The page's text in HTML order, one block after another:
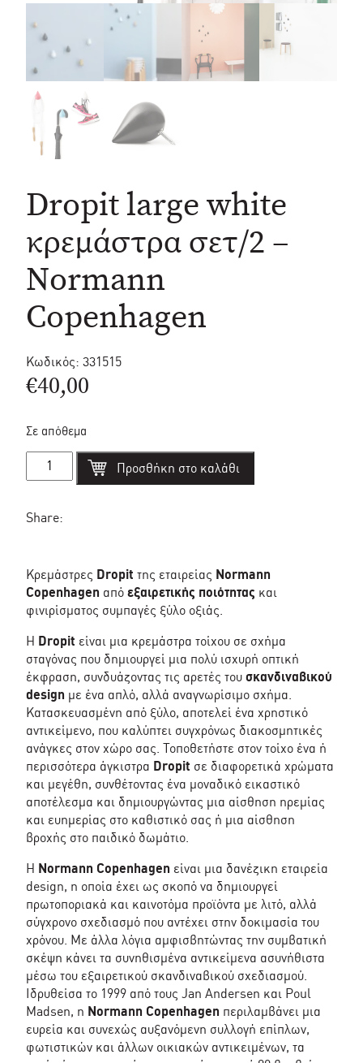
Dropit large white
κρεμάστρα σετ/2 –
Normann
Copenhagen
Κωδικός: 331515
€40,00
Σε απόθεμα
Dropit
large
σετ/2
ποσότητα
Προσθήκη στο καλάθι
Share:
Κρεμάστρες Dropit της εταιρείας Normann
Copenhagen από εξαιρετικής ποιότητας και
φινιρίσματος συμπαγές ξύλο οξιάς.
Η Dropit είναι μια κρεμάστρα τοίχου σε σχήμα
σταγόνας που δημιουργεί μια πολύ ισχυρή οπτική
έκφραση, συνδυάζοντας τις αρετές του σκανδιναβικού
design με ένα απλό, αλλά αναγνωρίσιμο σχήμα.
Κατασκευασμένη από ξύλο, αποτελεί ένα χρηστικό
αντικείμενο, που καλύπτει συγχρόνως διακοσμητικές
ανάγκες στον χώρο σας. Τοποθετήστε στον τοίχο ένα ή
περισσότερα άγκιστρα Dropit σε διαφορετικά χρώματα
και μεγέθη, συνθέτοντας ένα μοναδικό εικαστικό
αποτέλεσμα και δημιουργώντας μια αίσθηση ηρεμίας
και ευημερίας στο καθιστικό σας ή μια αίσθηση
βροχής στο παιδικό δωμάτιο.
Η Normann Copenhagen είναι μια δανέζικη εταιρεία
design, η οποία έχει ως σκοπό να δημιουργεί
πρωτοποριακά και καινοτόμα προϊόντα με λιτό, αλλά
σύγχρονο σχεδιασμό που αντέχει στην δοκιμασία του
χρόνου. Με άλλα λόγια αμφισβητώντας την συμβατική
σκέψη κάνει τα συνηθισμένα αντικείμενα ασυνήθιστα
μέσω του εξαιρετικού σκανδιναβικού σχεδιασμού.
Ιδρυθείσα το 1999 από τους Jan Andersen και Poul
Madsen, η Normann Copenhagen περιλαμβάνει μια
ευρεία και συνεχώς αυξανόμενη συλλογή επίπλων,
φωτιστικών και άλλων οικιακών αντικειμένων, τα